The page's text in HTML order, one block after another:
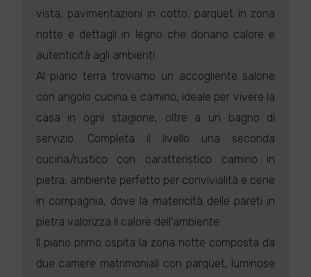
vista, pavimentazioni in cotto, parquet in zona
notte e dettagli in legno che donano calore e
autenticità agli ambienti.
Al piano terra troviamo un accogliente salone
con angolo cucina e camino, ideale per vivere la
casa in ogni stagione, oltre a un bagno di
servizio. Completa il livello una seconda
cucina/rustico con caratteristico camino in
pietra, ambiente perfetto per convivialità e cene
in compagnia, dove la matericità delle pareti in
pietra valorizza il calore dell'ambiente.
Il piano primo ospita la zona notte composta da
due camere matrimoniali con parquet, luminose